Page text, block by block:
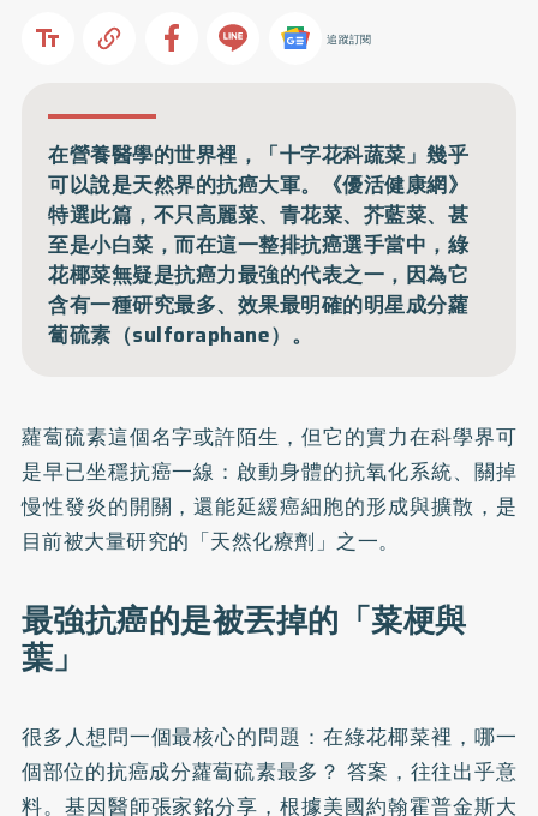
追蹤訂閱
在營養醫學的世界裡，「十字花科蔬菜」幾乎
可以說是天然界的抗癌大軍。《優活健康網》
特選此篇，不只高麗菜、青花菜、芥藍菜、甚
至是小白菜，而在這一整排抗癌選手當中，綠
花椰菜無疑是抗癌力最強的代表之一，因為它
含有一種研究最多、效果最明確的明星成分蘿
蔔硫素（sulforaphane）。
蘿蔔硫素這個名字或許陌生，但它的實力在科學界可
是早已坐穩抗癌一線：啟動身體的抗氧化系統、關掉
慢性發炎的開關，還能延緩癌細胞的形成與擴散，是
目前被大量研究的「天然化療劑」之一。
最強抗癌的是被丟掉的「菜梗與
葉」
很多人想問一個最核心的問題：在綠花椰菜裡，哪一
個部位的抗癌成分蘿蔔硫素最多？ 答案，往往出乎意
料。基因醫師張家銘分享，根據美國約翰霍普金斯大